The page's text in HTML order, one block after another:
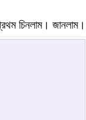
চিনলাম। জানলাম।